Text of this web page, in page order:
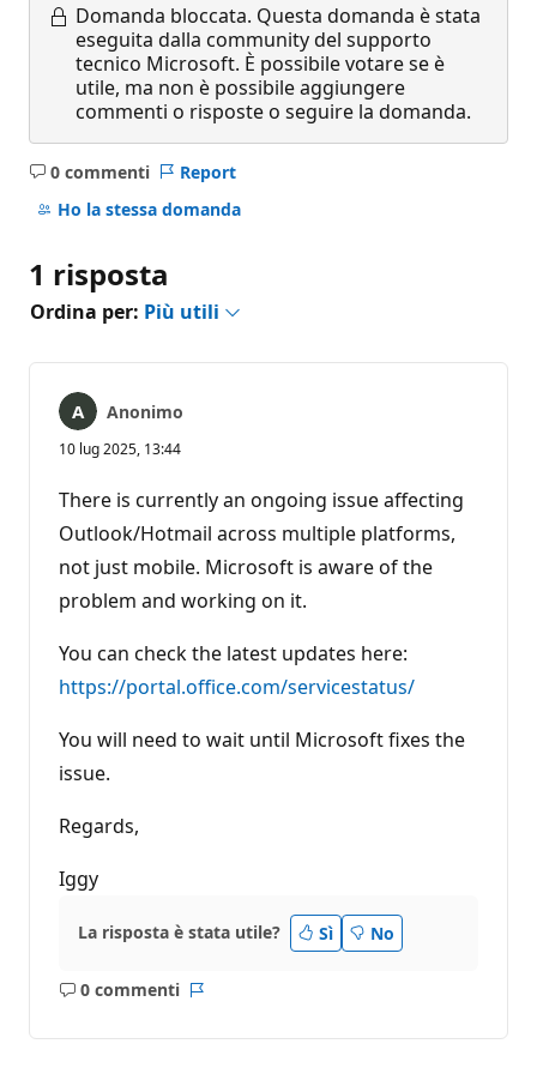
Domanda bloccata. Questa domanda è stata
eseguita dalla community del supporto
tecnico Microsoft. È possibile votare se è
utile, ma non è possibile aggiungere
commenti o risposte o seguire la domanda.
0 commenti
Nessun
commento
Report
Ho la stessa domanda
1 risposta
Ordina per: Più utili
Anonimo
10 lug 2025, 13:44
There is currently an ongoing issue affecting
Outlook/Hotmail across multiple platforms,
not just mobile. Microsoft is aware of the
problem and working on it.
You can check the latest updates here:
https://portal.office.com/servicestatus/
You will need to wait until Microsoft fixes the
issue.
Regards,
Iggy
La risposta è stata utile? Sì No
0 commenti
Nessun